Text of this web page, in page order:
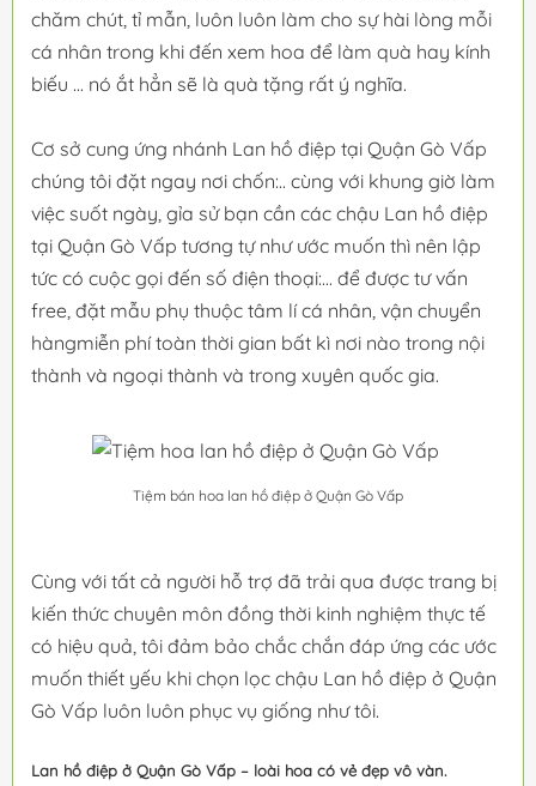
chăm chút, tỉ mẫn, luôn luôn làm cho sự hài lòng mỗi
cá nhân trong khi đến xem hoa để làm quà hay kính
biếu ... nó ắt hẳn sẽ là quà tặng rất ý nghĩa.
Cơ sở cung ứng nhánh Lan hồ điệp tại Quận Gò Vấp
chúng tôi đặt ngay nơi chốn:.. cùng với khung giờ làm
việc suốt ngày, gỉa sử bạn cần các chậu Lan hồ điệp
tại Quận Gò Vấp tương tự như ước muốn thì nên lập
tức có cuộc gọi đến số điện thoại:... để được tư vấn
free, đặt mẫu phụ thuộc tâm lí cá nhân, vận chuyển
hàngmiễn phí toàn thời gian bất kì nơi nào trong nội
thành và ngoại thành và trong xuyên quốc gia.
Tiệm bán hoa lan hồ điệp ở Quận Gò Vấp
Cùng với tất cả người hỗ trợ đã trải qua được trang bị
kiến thức chuyên môn đồng thời kinh nghiệm thực tế
có hiệu quả, tôi đảm bảo chắc chắn đáp ứng các ước
muốn thiết yếu khi chọn lọc chậu Lan hồ điệp ở Quận
Gò Vấp luôn luôn phục vụ giống như tôi.
Lan hồ điệp ở Quận Gò Vấp – loài hoa có vẻ đẹp vô vàn.